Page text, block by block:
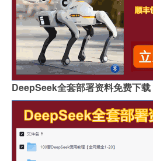
DeepSeek全套部署资料免费下载